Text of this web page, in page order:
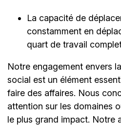
La capacité de
constamment en
quart de travail
Notre engagement envers
social est un élément
faire des affaires. Nous
attention sur les domaines
le plus grand impact. Notre